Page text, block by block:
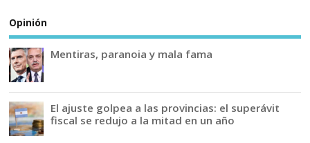
Opinión
Mentiras, paranoia y mala fama
El ajuste golpea a las provincias: el superávit
fiscal se redujo a la mitad en un año